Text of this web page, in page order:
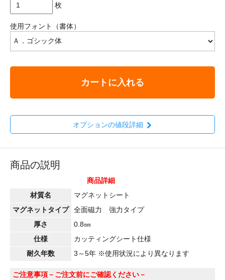
枚
使用フォント（書体）
カートに入れる
オプションの値段詳細
商品の説明
商品詳細
材質名
マグネットシート
マグネットタイプ
全面磁力 強力タイプ
厚さ
0.8㎜
仕様
カッティングシート仕様
耐久年数
3～5年 ※使用状況により異なります
ご注意事項 －ご注文前にご確認ください－